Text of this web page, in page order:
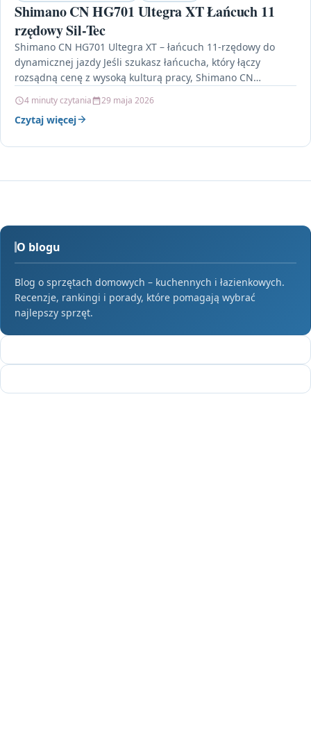
Shimano CN HG701 Ultegra XT Łańcuch 11
rzędowy Sil-Tec
Shimano CN HG701 Ultegra XT – łańcuch 11-rzędowy do
dynamicznej jazdy Jeśli szukasz łańcucha, który łączy
rozsądną cenę z wysoką kulturą pracy, Shimano CN…
4 minuty czytania 29 maja 2026
Czytaj więcej
O blogu
Blog o sprzętach domowych – kuchennych i łazienkowych.
Recenzje, rankingi i porady, które pomagają wybrać
najlepszy sprzęt.